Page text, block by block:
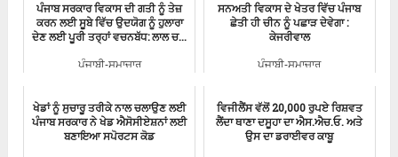
ਪੰਜਾਬ ਸਰਕਾਰ ਵਿਕਾਸ ਦੀ ਗਤੀ ਨੂੰ ਤੇਜ਼
ਕਰਨ ਲਈ ਸੂਬੇ ਵਿੱਚ ਉਦਯੋਗ ਨੂੰ ਹੁਲਾਰਾ
ਦੇਣ ਲਈ ਪੂਰੀ ਤਰ੍ਹਾਂ ਵਚਨਬੱਧ: ਲਾਲ ਚ...
ਪੰਜਾਬੀ-ਸਮਾਚਾਰ
ਸਨਅਤੀ ਵਿਕਾਸ ਦੇ ਖੇਤਰ ਵਿੱਚ ਪੰਜਾਬ
ਛੇਤੀ ਹੀ ਚੀਨ ਨੂੰ ਪਛਾੜ ਦੇਵੇਗਾ :
ਕੇਜਰੀਵਾਲ
ਪੰਜਾਬੀ-ਸਮਾਚਾਰ
ਖੇਡਾਂ ਨੂੰ ਸੁਚਾਰੂ ਤਰੀਕੇ ਨਾਲ ਚਲਾਉਣ ਲਈ
ਪੰਜਾਬ ਸਰਕਾਰ ਨੇ ਖੇਡ ਐਸੋਸੀਏਸ਼ਨਾਂ ਲਈ
ਬਣਾਇਆ ਸਪੋਰਟਸ ਕੋਡ
ਵਿਜੀਲੈਂਸ ਵੱਲੋਂ 20,000 ਰੁਪਏ ਰਿਸ਼ਵਤ
ਲੈਂਦਾ ਥਾਣਾ ਦਸੂਹਾ ਦਾ ਐਸ.ਐਚ.ਓ. ਅਤੇ
ਉਸ ਦਾ ਡਰਾਈਵਰ ਕਾਬੂ